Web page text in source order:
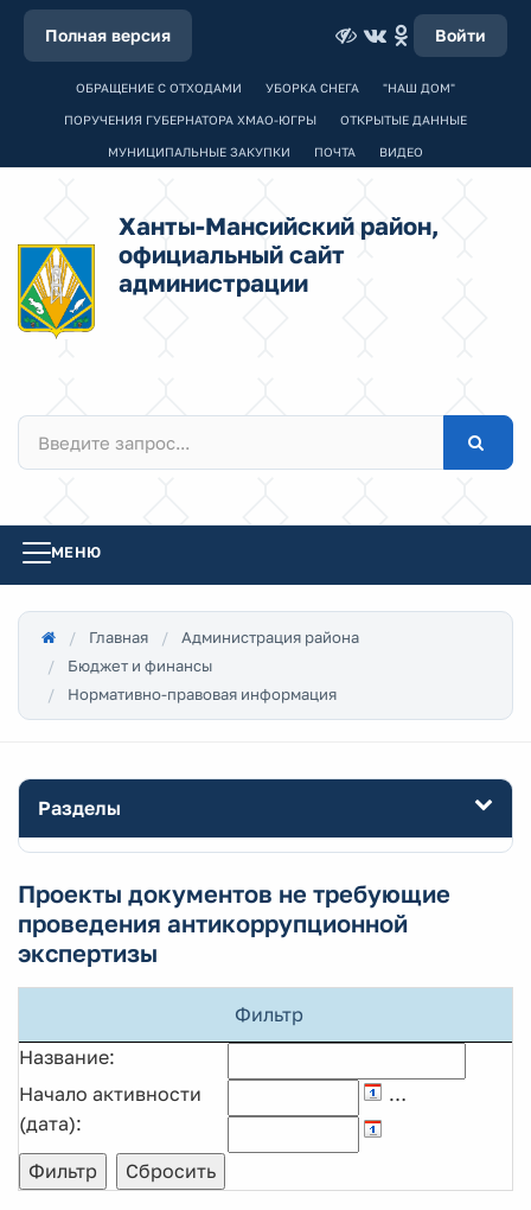
Полная версия Войти
ОБРАЩЕНИЕ С ОТХОДАМИ УБОРКА СНЕГА "НАШ ДОМ"
ПОРУЧЕНИЯ ГУБЕРНАТОРА ХМАО-ЮГРЫ ОТКРЫТЫЕ ДАННЫЕ
МУНИЦИПАЛЬНЫЕ ЗАКУПКИ ПОЧТА ВИДЕО
Ханты-Мансийский район,
официальный сайт
администрации
МЕНЮ
Главная
Администрация района
Бюджет и финансы
Нормативно-правовая информация
Разделы
Проекты документов не требующие
проведения антикоррупционной
экспертизы
Фильтр
Название:
Начало активности
(дата):
…